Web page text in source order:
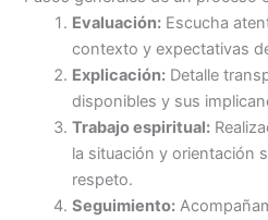
Evaluación: Escucha
contexto y expectativas
Explicación: Detalle
disponibles y sus
Trabajo espiritual:
la situación y orientación
respeto.
Seguimiento: